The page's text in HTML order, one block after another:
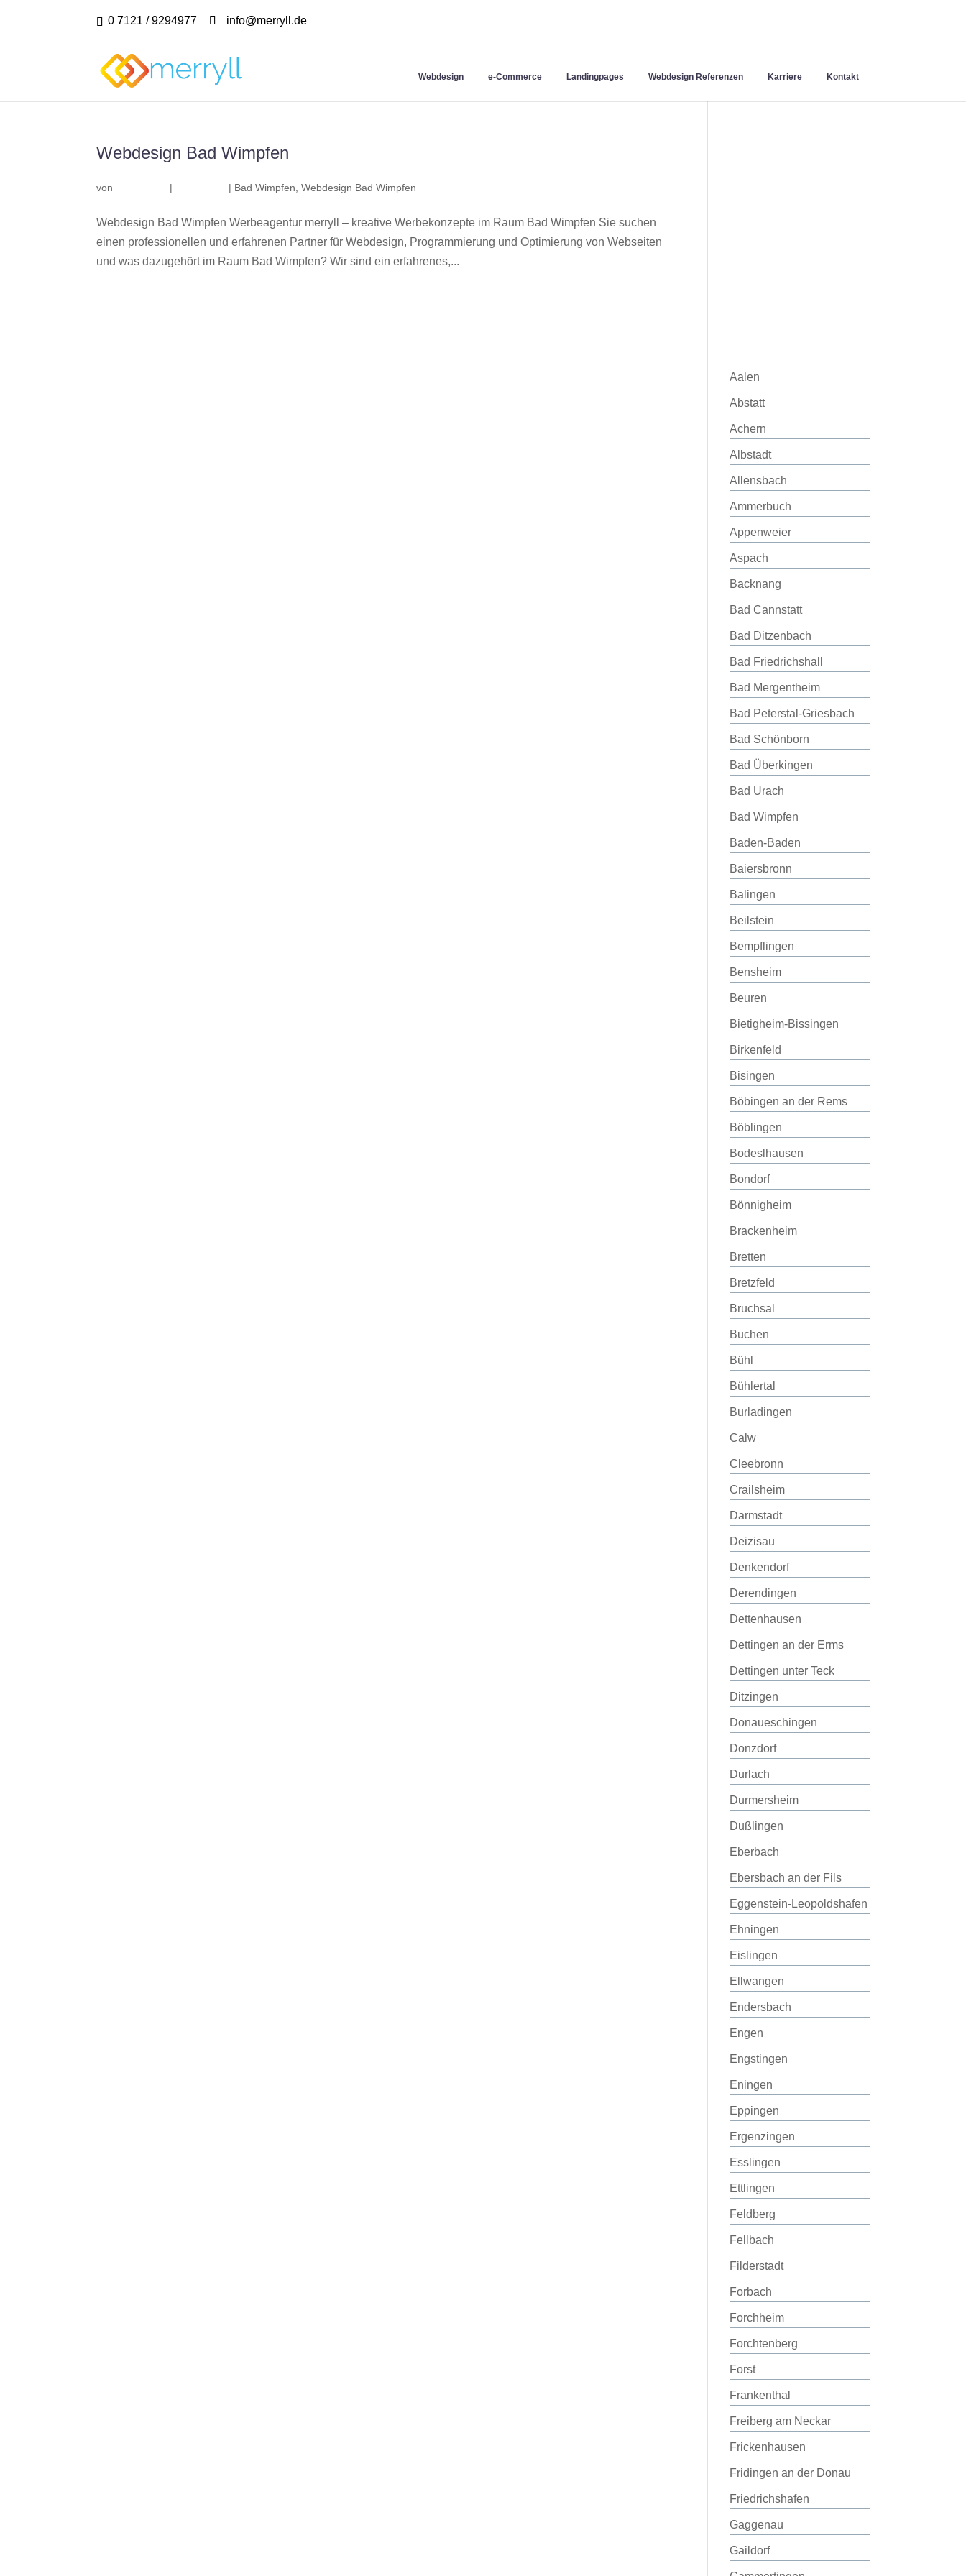
0 7121 / 9294977 info@merryll.de
Webdesign e-Commerce Landingpages Webdesign Referenzen Karriere Kontakt
Webdesign Bad Wimpfen
von | | Bad Wimpfen ,Webdesign Bad Wimpfen
Webdesign Bad Wimpfen Werbeagentur merryll – kreative Werbekonzepte im Raum Bad Wimpfen Sie suchen
einen professionellen und erfahrenen Partner für Webdesign, Programmierung und Optimierung von Webseiten
und was dazugehört im Raum Bad Wimpfen? Wir sind ein erfahrenes,...
Aalen
Abstatt
Achern
Albstadt
Allensbach
Ammerbuch
Appenweier
Aspach
Backnang
Bad Cannstatt
Bad Ditzenbach
Bad Friedrichshall
Bad Mergentheim
Bad Peterstal-Griesbach
Bad Schönborn
Bad Überkingen
Bad Urach
Bad Wimpfen
Baden-Baden
Baiersbronn
Balingen
Beilstein
Bempflingen
Bensheim
Beuren
Bietigheim-Bissingen
Birkenfeld
Bisingen
Böbingen an der Rems
Böblingen
Bodeslhausen
Bondorf
Bönnigheim
Brackenheim
Bretten
Bretzfeld
Bruchsal
Buchen
Bühl
Bühlertal
Burladingen
Calw
Cleebronn
Crailsheim
Darmstadt
Deizisau
Denkendorf
Derendingen
Dettenhausen
Dettingen an der Erms
Dettingen unter Teck
Ditzingen
Donaueschingen
Donzdorf
Durlach
Durmersheim
Dußlingen
Eberbach
Ebersbach an der Fils
Eggenstein-Leopoldshafen
Ehningen
Eislingen
Ellwangen
Endersbach
Engen
Engstingen
Eningen
Eppingen
Ergenzingen
Esslingen
Ettlingen
Feldberg
Fellbach
Filderstadt
Forbach
Forchheim
Forchtenberg
Forst
Frankenthal
Freiberg am Neckar
Frickenhausen
Fridingen an der Donau
Friedrichshafen
Gaggenau
Gaildorf